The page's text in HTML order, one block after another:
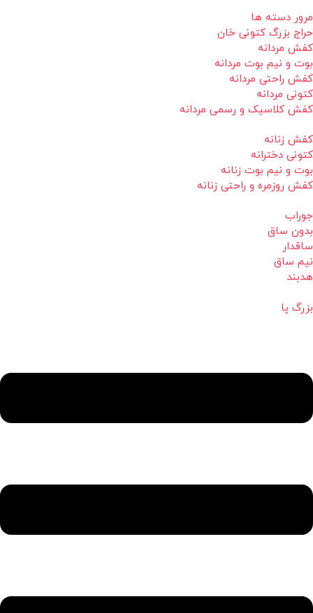
مرور دسته ها
حراج بزرگ کتونی خان
کفش مردانه
بوت و نیم بوت مردانه
کفش راحتی مردانه
کتونی مردانه
کفش کلاسیک و رسمی مردانه
کفش زنانه
کتونی دخترانه
بوت و نیم بوت زنانه
کفش روزمره و راحتی زنانه
جوراب
بدون ساق
ساقدار
نیم ساق
هدبند
بزرگ پا